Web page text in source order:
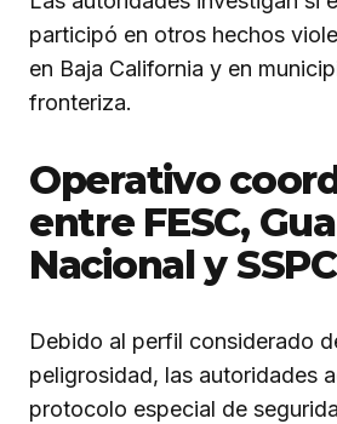
participó en otros hechos
en Baja California y en
fronteriza.
Operativo
entre FESC,
Nacional y SSPC
Debido al perfil considerado
peligrosidad, las autoridades
protocolo especial de